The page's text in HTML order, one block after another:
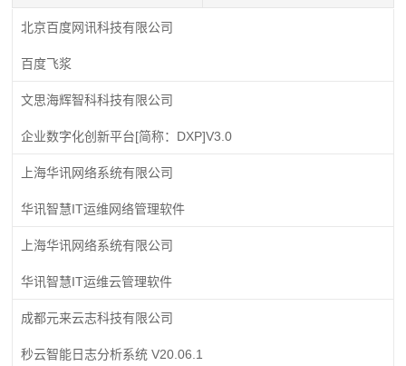
北京百度网讯科技有限公司
百度飞浆
文思海辉智科科技有限公司
企业数字化创新平台[简称：DXP]V3.0
上海华讯网络系统有限公司
华讯智慧IT运维网络管理软件
上海华讯网络系统有限公司
华讯智慧IT运维云管理软件
成都元来云志科技有限公司
秒云智能日志分析系统 V20.06.1